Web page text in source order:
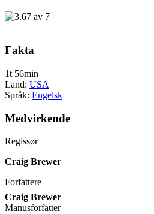
Fakta
1t 56min
Land: USA
Språk: Engelsk
Medvirkende
Regissør
Craig Brewer
Forfattere
Craig Brewer
Manusforfatter